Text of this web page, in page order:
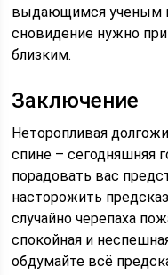
выдающимся ученым
сновидение нужно
близким.
Заключение
Неторопливая
спине – сегодняшняя
порадовать вас
насторожить
случайно черепаха
спокойная и
обдумайте всё